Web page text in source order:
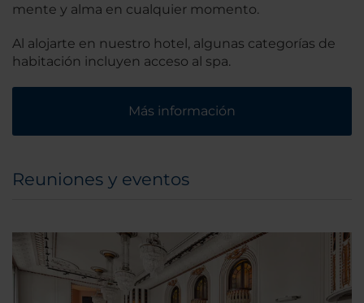
mente y alma en cualquier momento.
Al alojarte en nuestro hotel, algunas categorías de
habitación incluyen acceso al spa.
Más información
Reuniones y eventos